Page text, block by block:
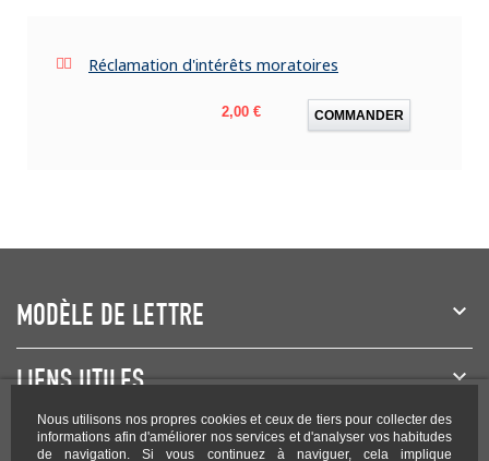
Nous utilisons nos propres cookies et ceux de tiers pour collecter des
informations afin d'améliorer nos services et d'analyser vos habitudes
de navigation. Si vous continuez à naviguer, cela implique
Réclamation d'intérêts moratoires
Prix
2,00 € COMMANDER
MODÈLE DE LETTRE
LIENS UTILES
NEWSLETTER